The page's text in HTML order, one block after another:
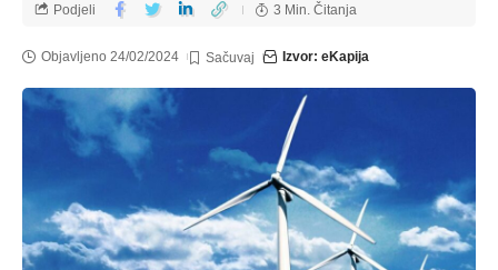
Objavljeno 24/02/2024 Izvor: eKapija
Podjeli 3 Min. Čitanja